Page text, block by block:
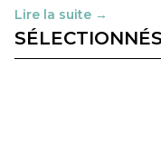
Lire la suite →